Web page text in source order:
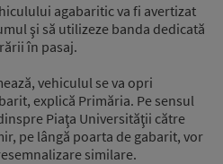
agabaritic va fi avertizat
şi să utilizeze banda dedicată
în pasaj.
vehiculul se va opri
explică Primăria. Pe sensul
Piaţa Universităţii către
pe lângă poarta de gabarit, vor
similare.